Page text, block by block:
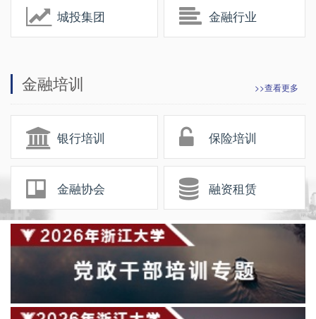
城投集团 金融行业
金融培训 >>查看更多
银行培训 保险培训
金融协会 融资租赁